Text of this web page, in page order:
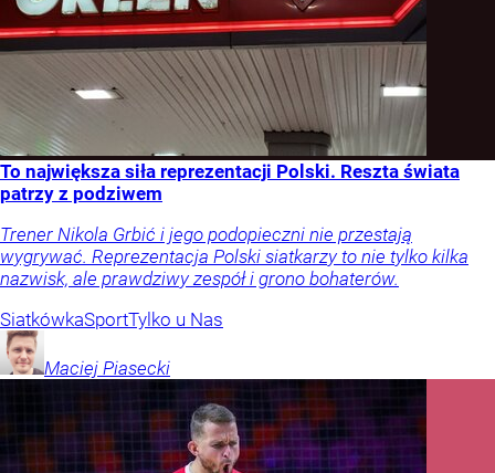
To największa siła reprezentacji Polski. Reszta świata
patrzy z podziwem
Trener Nikola Grbić i jego podopieczni nie przestają
wygrywać. Reprezentacja Polski siatkarzy to nie tylko kilka
nazwisk, ale prawdziwy zespół i grono bohaterów.
SiatkówkaSportTylko u Nas
Maciej Piasecki